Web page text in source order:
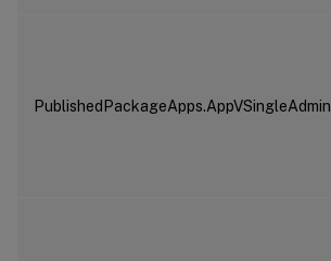
PublishedPackageApps.AppVSingleAdmin